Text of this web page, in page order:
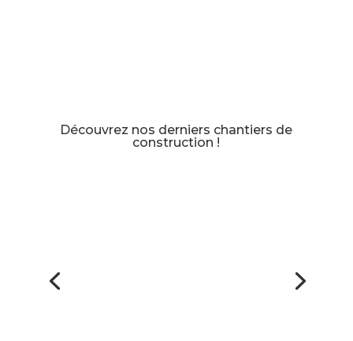
Découvrez nos derniers chantiers de
construction !